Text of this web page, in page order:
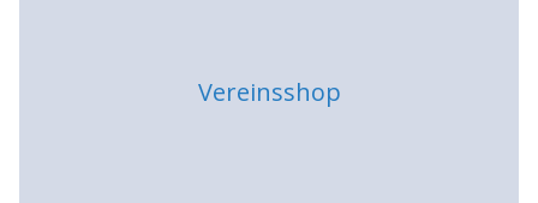
Vereinsshop